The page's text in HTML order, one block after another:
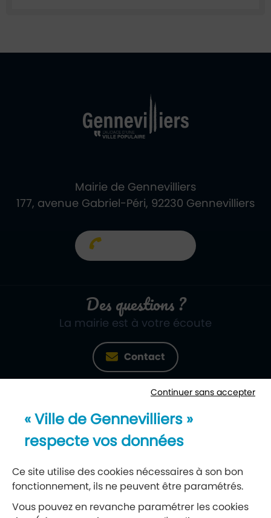
Mairie de Gennevilliers
177, avenue Gabriel-Péri, 92230 Gennevilliers
Des questions ?
La mairie est à votre écoute
Contact
Newsletter
Continuer sans accepter
« Ville de Gennevilliers »
respecte vos données
Ce site utilise des cookies nécessaires à son bon
fonctionnement, ils ne peuvent être paramétrés.
Vous pouvez en revanche paramétrer les cookies